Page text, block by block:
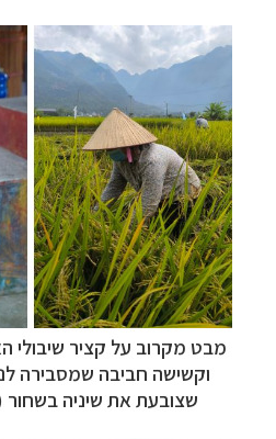
מבט מקרוב על קציר שיבולי
וקשישה חביבה שמסבירה
שצובעת את שיניה בשחור